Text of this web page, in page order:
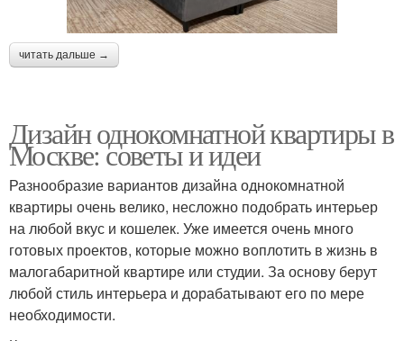
читать дальше →
Дизайн однокомнатной квартиры в
Москве: советы и идеи
Разнообразие вариантов дизайна однокомнатной
квартиры очень велико, несложно подобрать интерьер
на любой вкус и кошелек. Уже имеется очень много
готовых проектов, которые можно воплотить в жизнь в
малогабаритной квартире или студии. За основу берут
любой стиль интерьера и дорабатывают его по мере
необходимости.